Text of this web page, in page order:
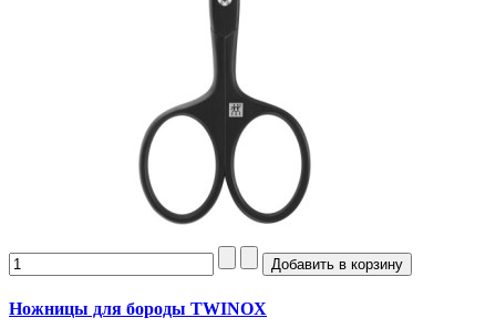
Ножницы для бороды TWINOX